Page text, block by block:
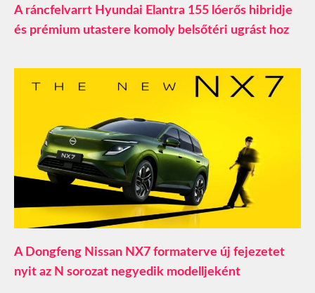
A ráncfelvarrt Hyundai Elantra 155 lóerős hibridje
és prémium utastere komoly belsőtéri ugrást hoz
A Dongfeng Nissan NX7 formaterve új fejezetet
nyit az N sorozat negyedik modelljeként